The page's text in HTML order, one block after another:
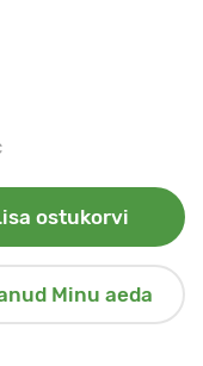
ostukorvi
Minu aeda